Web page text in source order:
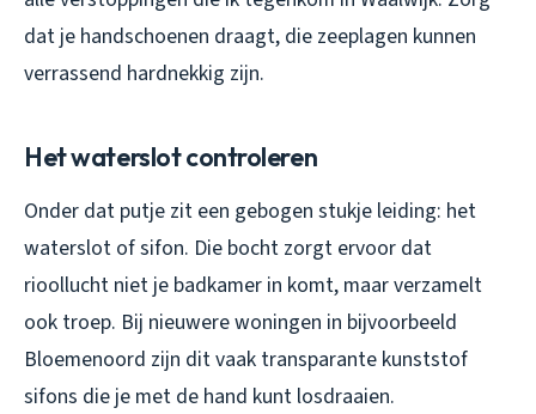
dat je handschoenen draagt, die zeeplagen kunnen
verrassend hardnekkig zijn.
Het waterslot controleren
Onder dat putje zit een gebogen stukje leiding: het
waterslot of sifon. Die bocht zorgt ervoor dat
rioollucht niet je badkamer in komt, maar verzamelt
ook troep. Bij nieuwere woningen in bijvoorbeeld
Bloemenoord zijn dit vaak transparante kunststof
sifons die je met de hand kunt losdraaien.